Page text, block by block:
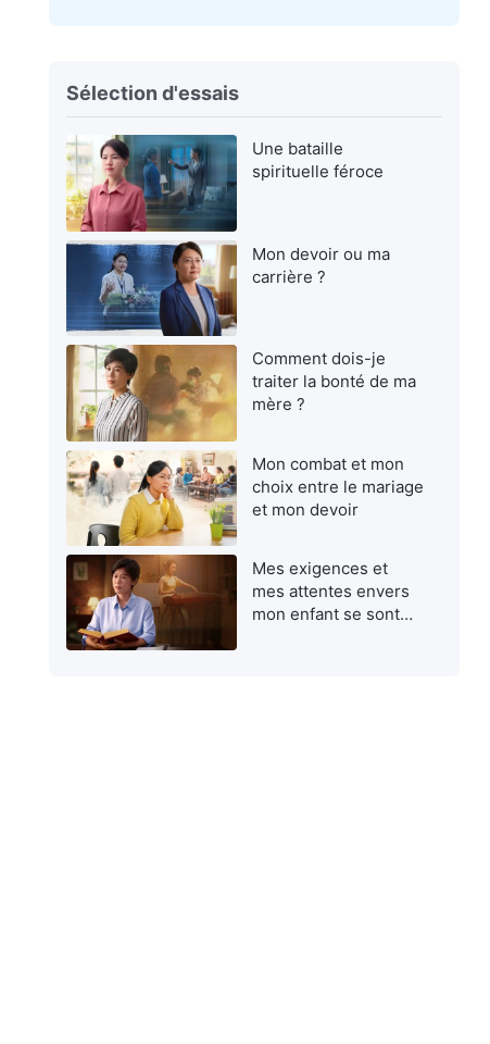
Sélection d'essais
Une bataille
spirituelle féroce
Mon devoir ou ma
carrière ?
Comment dois-je
traiter la bonté de ma
mère ?
Mon combat et mon
choix entre le mariage
et mon devoir
Mes exigences et
mes attentes envers
mon enfant se sont